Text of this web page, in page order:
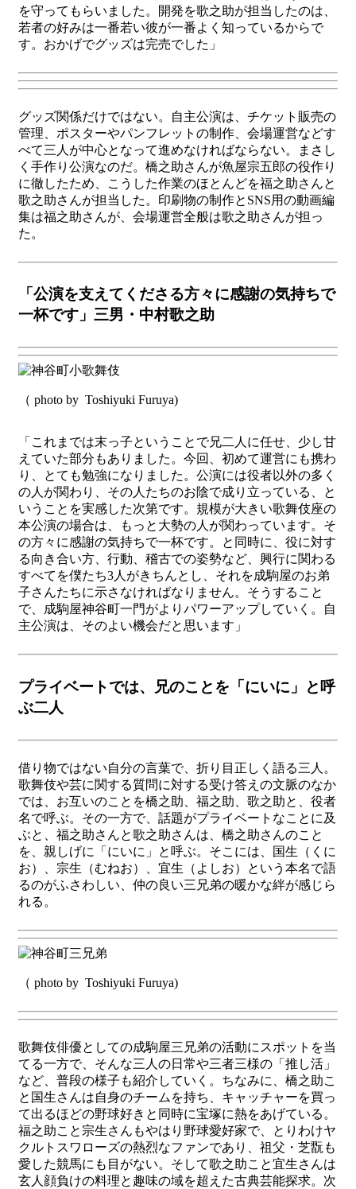
を守ってもらいました。開発を歌之助が担当したのは、
若者の好みは一番若い彼が一番よく知っているからで
す。おかげでグッズは完売でした」
グッズ関係だけではない。自主公演は、チケット販売の
管理、ポスターやパンフレットの制作、会場運営などす
べて三人が中心となって進めなければならない。まさし
く手作り公演なのだ。橋之助さんが魚屋宗五郎の役作り
に徹したため、こうした作業のほとんどを福之助さんと
歌之助さんが担当した。印刷物の制作とSNS用の動画編
集は福之助さんが、会場運営全般は歌之助さんが担っ
た。
「公演を支えてくださる方々に感謝の気持ちで
一杯です」三男・中村歌之助
（ photo by Toshiyuki Furuya)
「これまでは末っ子ということで兄二人に任せ、少し甘
えていた部分もありました。今回、初めて運営にも携わ
り、とても勉強になりました。公演には役者以外の多く
の人が関わり、その人たちのお陰で成り立っている、と
いうことを実感した次第です。規模が大きい歌舞伎座の
本公演の場合は、もっと大勢の人が関わっています。そ
の方々に感謝の気持ちで一杯です。と同時に、役に対す
る向き合い方、行動、稽古での姿勢など、興行に関わる
すべてを僕たち3人がきちんとし、それを成駒屋のお弟
子さんたちに示さなければなりません。そうすること
で、成駒屋神谷町一門がよりパワーアップしていく。自
主公演は、そのよい機会だと思います」
プライベートでは、兄のことを「にいに」と呼
ぶ二人
借り物ではない自分の言葉で、折り目正しく語る三人。
歌舞伎や芸に関する質問に対する受け答えの文脈のなか
では、お互いのことを橋之助、福之助、歌之助と、役者
名で呼ぶ。その一方で、話題がプライベートなことに及
ぶと、福之助さんと歌之助さんは、橋之助さんのこと
を、親しげに「にいに」と呼ぶ。そこには、国生（くに
お）、宗生（むねお）、宜生（よしお）という本名で語
るのがふさわしい、仲の良い三兄弟の暖かな絆が感じら
れる。
（ photo by Toshiyuki Furuya)
歌舞伎俳優としての成駒屋三兄弟の活動にスポットを当
てる一方で、そんな三人の日常や三者三様の「推し活」
など、普段の様子も紹介していく。ちなみに、橋之助こ
と国生さんは自身のチームを持ち
キャッチャーを買っ
て出るほどの野球好きと同時に宝塚に熱をあげている。
福之助こと宗生さんもやはり野球愛好家で、
とりわけヤ
クルトスワローズの熱烈なファンであり、祖父・ 芝翫も
愛した競馬にも目がない。そして歌之助こと宜生さんは
玄人 顔負けの料理と趣味の域を超えた古典芸能探求。次